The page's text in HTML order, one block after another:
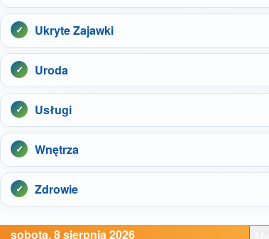
Ukryte Zajawki
Uroda
Usługi
Wnętrza
Zdrowie
sobota, 8 sierpnia 2026